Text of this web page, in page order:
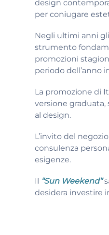
design
per coniugare
Negli ultimi anni
strumento
promozioni
periodo dell’anno
La promozione di
versione
al design.
L’invito del
consulenza
esigenze.
Il “Sun Weekend”
desidera investire